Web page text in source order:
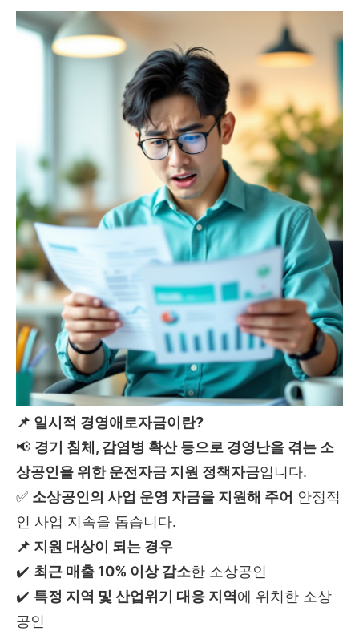
📌 일시적 경영애로자금이란?
📢 경기 침체, 감염병 확산 등으로 경영난을 겪는 소
상공인을 위한 운전자금 지원 정책자금입니다.
✅ 소상공인의 사업 운영 자금을 지원해 주어 안정적
인 사업 지속을 돕습니다.
📌 지원 대상이 되는 경우
✔️ 최근 매출 10% 이상 감소한 소상공인
✔️ 특정 지역 및 산업위기 대응 지역 에 위치한 소상
공인